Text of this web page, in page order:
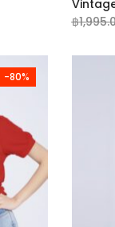
฿
-80%